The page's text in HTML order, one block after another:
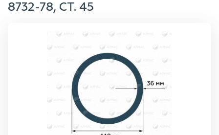
8732-78, СТ. 45